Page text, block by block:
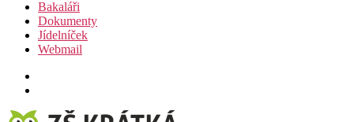
Bakaláři
Dokumenty
Jídelníček
Webmail